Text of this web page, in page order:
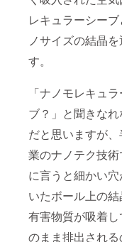
レキュラーシー
ノサイズの結晶を
す。
「ナノモレキュ
ブ？」と聞きな
だと思いますが
業のナノテク技
に言うと細かい
いたボール上の結
有害物質が吸着
のまま排出され